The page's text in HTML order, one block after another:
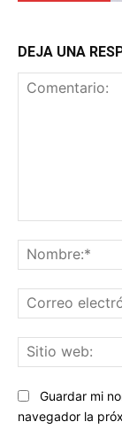
DEJA UNA
Guardar mi
navegador la